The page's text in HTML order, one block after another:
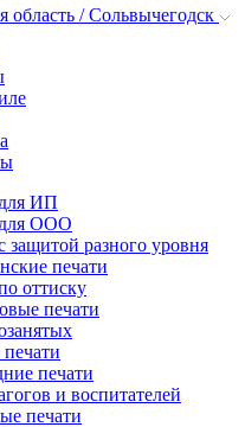
область / Сольвычегодск
ИП
ООО
защитой разного уровня
печати
оттиску
печати
печати
и воспитателей
печати